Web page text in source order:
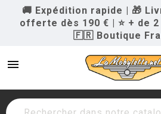
🚚 Expédition rapide | 🎁
offerte dès 190 € | ⭐ + de
🇫🇷 Boutique
menu